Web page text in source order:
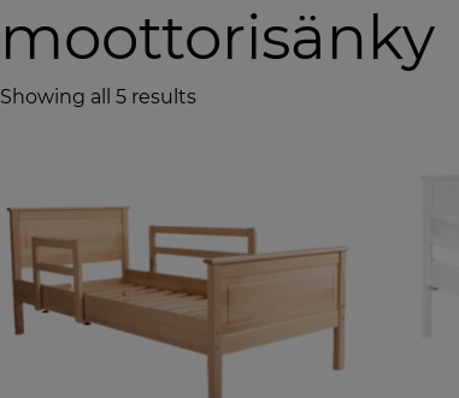
moottorisänky
Showing all 5 results